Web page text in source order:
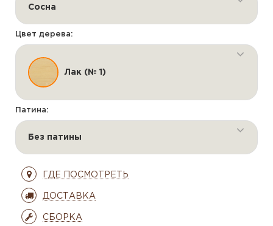
Сосна
Цвет дерева:
Лак (№ 1)
Патина:
Без патины
ГДЕ ПОСМОТРЕТЬ
ДОСТАВКА
СБОРКА